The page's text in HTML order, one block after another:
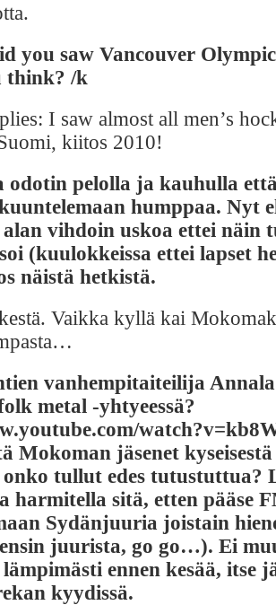
you saw Vancouver
think? /k
I saw almost all men’s
kiitos 2010!
odotin pelolla ja kauhulla
humppaa. Nyt
vihdoin uskoa ettei näin
(kuulokkeissa ettei lapset
näistä hetkistä.
Vaikka kyllä kai
vanhempitaiteilija
metal -yhtyeessä?
Mokoman jäsenet
tullut edes tutustuttua?
harmitella sitä, etten pääse
Sydänjuuria joistain
juurista, go go…). Ei
ennen kesää, itse
kyydissä.